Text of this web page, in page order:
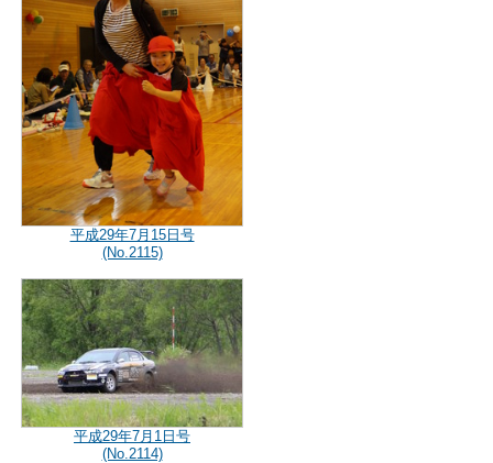
平成29年7月15日号
(No.2115)
平成29年7月1日号
(No.2114)